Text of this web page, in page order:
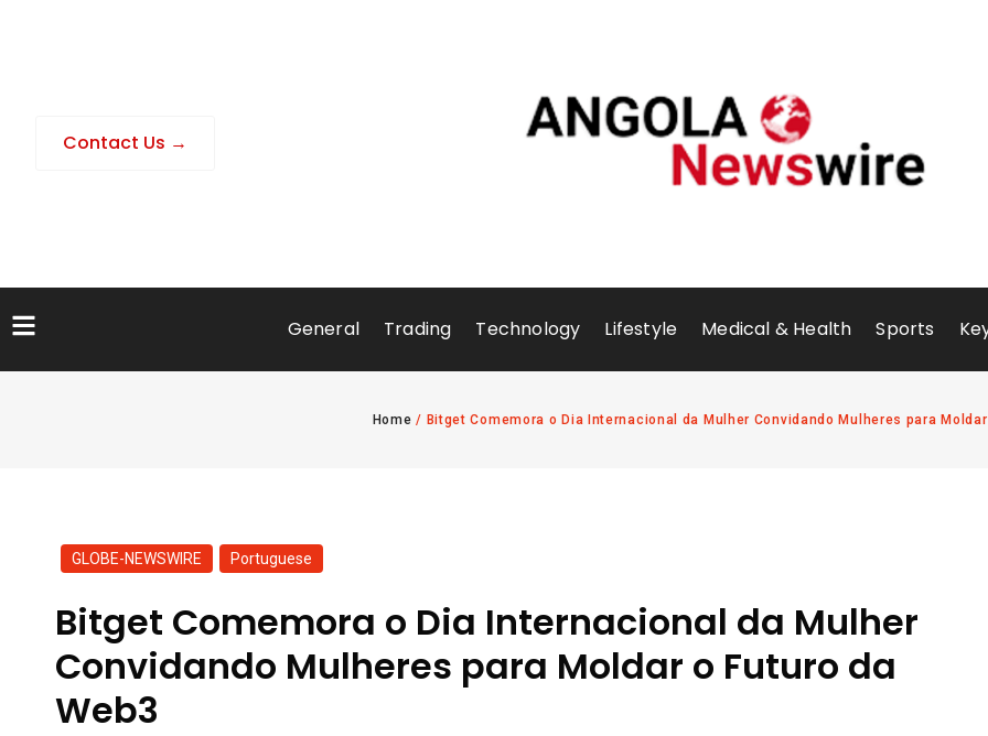
Contact Us →
General Trading Technology Lifestyle Medical & Health Sports
Home / Bitget Comemora o Dia Internacional da Mulher Convidando Mulheres para
GLOBE-NEWSWIRE Portuguese
Bitget Comemora o Dia Internacional da Mulher
Convidando Mulheres para Moldar o Futuro da
Web3